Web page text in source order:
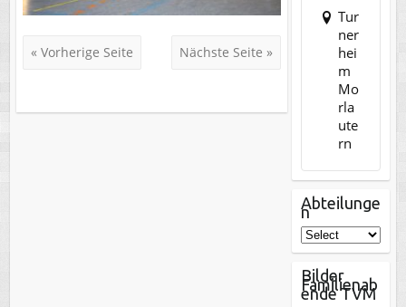
« Vorherige Seite Nächste Seite »
Tur
ner
hei
m
Mo
rla
ute
rn
Abteilunge
n
Bilder
Familienab
ende TVM